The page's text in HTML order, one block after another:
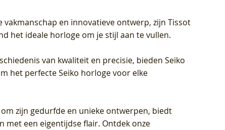
en innovatieve ontwerp, zijn Tissot
het ideale horloge om je stijl aan te vullen.
van kwaliteit en precisie, bieden Seiko
het perfecte Seiko horloge voor elke
zijn gedurfde en unieke ontwerpen, biedt
een eigentijdse flair. Ontdek onze